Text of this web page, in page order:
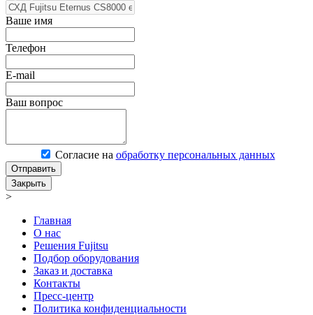
Ваше имя
Телефон
E-mail
Ваш вопрос
Согласие на обработку персональных данных
Отправить
Закрыть
>
Главная
О нас
Решения Fujitsu
Подбор оборудования
Заказ и доставка
Контакты
Пресс-центр
Политика конфиденциальности